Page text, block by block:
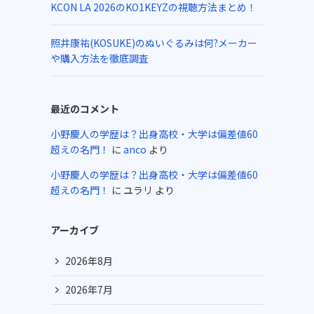
KCON LA 2026のKO1KEYZの視聴方法まとめ！
照井康祐(KOSUKE)のぬいぐるみは何?メーカー
や購入方法を徹底調査
最近のコメント
小野慶人の学歴は？出身高校・大学は偏差値60
超えの名門！ に anco より
小野慶人の学歴は？出身高校・大学は偏差値60
超えの名門！ に ユラリ より
アーカイブ
2026年8月
2026年7月